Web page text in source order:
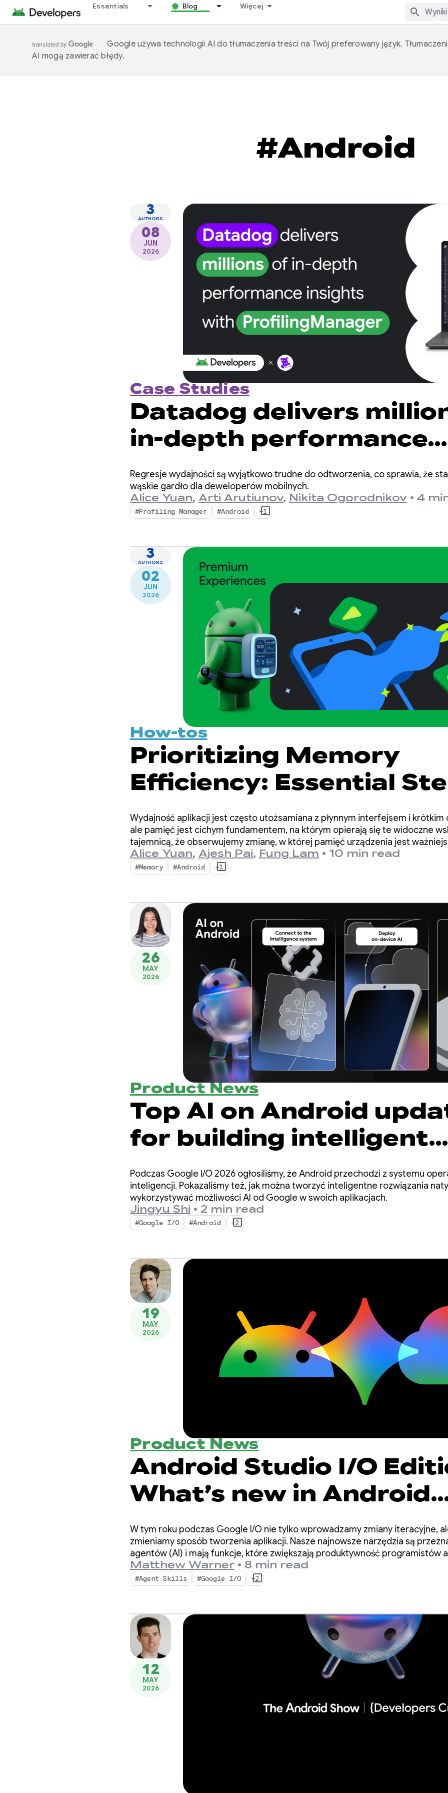
Essentials Blog Więcej
Google używa technologii AI do tłumaczenia treści na Twój preferowany język.
AI mogą zawierać błędy.
#Android
3
AUTHORS
08
JUN
2026
Case Studies
Datadog delivers
in-depth performance
insights with
ProfilingManager
Regresje wydajności są wyjątkowo trudne do odtworzenia, co sprawia, że
wąskie gardło dla deweloperów mobilnych.
Alice Yuan, Arti Arutiunov, Nikita Ogorodnikov • 4
#Profiling Manager #Android +1
3
AUTHORS
02
JUN
2026
How-tos
Prioritizing Memory
Efficiency: Essential
for Android 17
Wydajność aplikacji jest często utożsamiana z płynnym interfejsem i krótkim
ale pamięć jest cichym fundamentem, na którym opierają się te widoczne
tajemnicą, że obserwujemy zmianę, w której pamięć urządzenia jest
Alice Yuan, Ajesh Pai, Fung Lam • 10 min read
#Memory #Android +1
26
MAY
2026
Product News
Top AI on Android
for building intelligent
experiences from
I/O ‘26
Podczas Google I/O 2026 ogłosiliśmy, że Android przechodzi z systemu
inteligencji. Pokazaliśmy też, jak można tworzyć inteligentne rozwiązania
wykorzystywać możliwości AI od Google w swoich aplikacjach.
Jingyu Shi • 2 min read
#Google I/O #Android +2
19
MAY
2026
Product News
Android Studio I/O
What’s new in Android
Developer tools
W tym roku podczas Google I/O nie tylko wprowadzamy zmiany iteracyjne,
zmieniamy sposób tworzenia aplikacji. Nasze najnowsze narzędzia są
agentów (AI) i mają funkcje, które zwiększają produktywność programistów
oraz możliwości agentów AI wdrażanych w bazie kodu.
Matthew Warner • 8 min read
#Agent Skills #Google I/O +2
12
MAY
2026